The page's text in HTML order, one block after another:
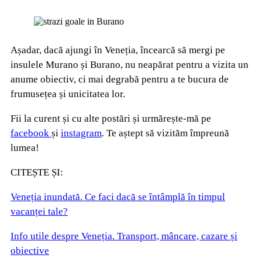
Așadar, dacă ajungi în Veneția, încearcă să mergi pe
insulele Murano și Burano, nu neapărat pentru a vizita un
anume obiectiv, ci mai degrabă pentru a te bucura de
frumusețea și unicitatea lor.
Fii la curent și cu alte postări și urmărește-mă pe
facebook și instagram. Te aștept să vizităm împreună
lumea!
CITEȘTE ȘI:
Veneția inundată. Ce faci dacă se întâmplă în timpul
vacanței tale?
Info utile despre Veneția. Transport, mâncare, cazare și
obiective